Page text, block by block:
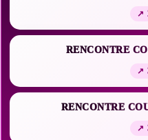
RENCONTRE
RENCONTRE